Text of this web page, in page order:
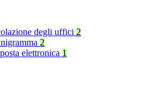
degli uffici 2
2
elettronica 1